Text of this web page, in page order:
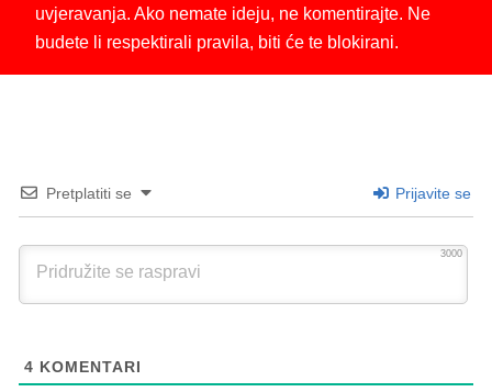
uvjeravanja. Ako nemate ideju, ne komentirajte. Ne
budete li respektirali pravila, biti će te blokirani.
Pretplatiti se Prijavite se
3000
4 KOMENTARI